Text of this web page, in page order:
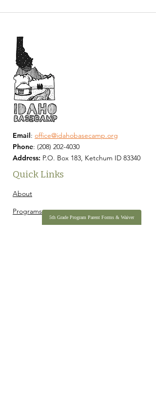
5th Grade Program Parent Forms & Waiver
Email: office@idahobasecamp.org
Phone: (208) 202-4030
Address: P.O. Box 183, Ketchum ID 83340
Quick Links
About
Programs